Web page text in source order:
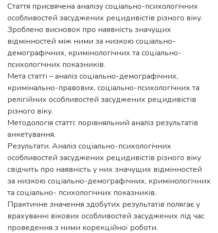
Стаття присвячена аналізу соціально-психологічних
особливостей засуджених рецидивістів різного віку.
Зроблено висновок про наявність значущих
відмінностей між ними за низкою соціально-
демографічних, кримінологічних та соціально-
психологічних показників.
Мета статті – аналіз соціально-демографічних,
кримінально-правових, соціально-психологічних та
релігійних особливостей засуджених рецидивістів
різного віку.
Методологія статті: порівняльний аналіз результатів
анкетування.
Результати. Аналіз соціально-психологічних
особливостей засуджених рецидивістів різного віку
свідчить про наявність у них значущих відмінностей
за низкою соціально-демографічних, кримінологічних
та соціально- психологічних показників.
Практичне значення здобутих результатів полягає у
врахуванні вікових особливостей засуджених під час
проведення з ними корекційної роботи.